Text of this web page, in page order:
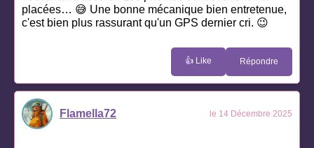
placées… 😅 Une bonne mécanique bien entretenue,
c'est bien plus rassurant qu'un GPS dernier cri. 😉
👍 Like Répondre
Flamella72 le 14 Décembre 2025